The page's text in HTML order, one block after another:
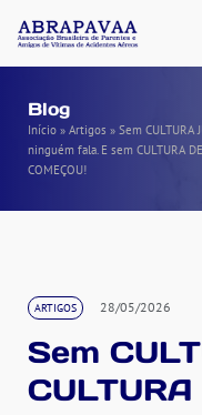
Blog
Início » Artigos » Sem CULTURA
ninguém fala. E sem CULTURA
COMEÇOU!
ARTIGOS 28/05/2026
Sem
CULTURA